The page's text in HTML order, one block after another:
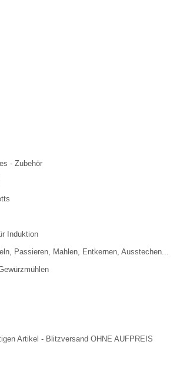
- Zubehör
Induktion
Passieren, Mahlen, Entkernen, Ausstechen...
Artikel - Blitzversand OHNE AUFPREIS